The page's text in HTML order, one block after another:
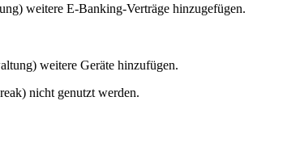
weitere E-Banking-Verträge hinzugefügen.
weitere Geräte hinzufügen.
nicht genutzt werden.